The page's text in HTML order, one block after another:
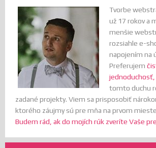
Tvorbe
už 17 rokov a
menšie
rozsiahle e-
napojením na
Preferujem
tomto duchu
zadané projekty. Viem sa prisposobiť
ktorého záujmy sú pre mňa na prvom
Budem rád, ak do mojích rúk zveríte Vaše